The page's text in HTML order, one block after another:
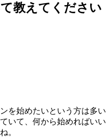
教えてください
を始めたいという方は多い
いて、何から始めればいい
。